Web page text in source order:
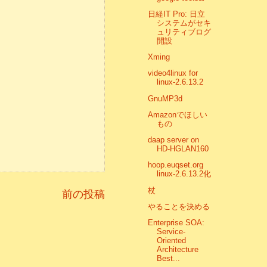
前の投稿
日経IT Pro: 日立
システムがセキ
ュリティブログ
開設
Xming
video4linux for
linux-2.6.13.2
GnuMP3d
Amazonでほしい
もの
daap server on
HD-HGLAN160
hoop.euqset.org
linux-2.6.13.2化
杖
やることを決める
Enterprise SOA:
Service-
Oriented
Architecture
Best...